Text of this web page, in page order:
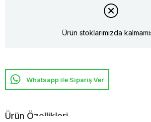
Ürün stoklarımızda
Whatsapp ile Sipariş Ver
Ürün Özellikleri